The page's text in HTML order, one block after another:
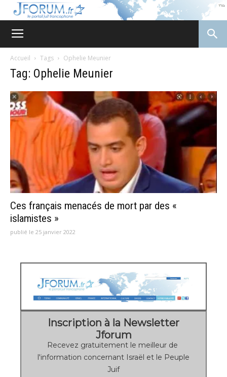
Accueil Tags Ophelie Meunier
Tag: Ophelie Meunier
Ces français menacés de mort par des «
islamistes »
publié le 25 janvier 2022
Inscription à la Newsletter
Jforum
Recevez gratuitement le meilleur de
l'information concernant Israël et le Peuple
Juif